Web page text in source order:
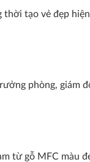
tạo vẻ đẹp
phòng, giám
từ gỗ MFC màu